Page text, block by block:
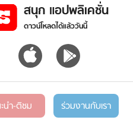
สนุก แอปพลิเคชั่น
ดาวน์โหลดได้แล้ววันนี้
นำ-ติชม ร่วมงานกับเรา